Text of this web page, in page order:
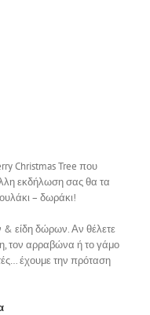
Christmas Tree που
εκδήλωση σας θα τα
– δωράκι!
είδη δώρων. Αν θέλετε
τον αρραβώνα ή το γάμο
έχουμε την πρόταση